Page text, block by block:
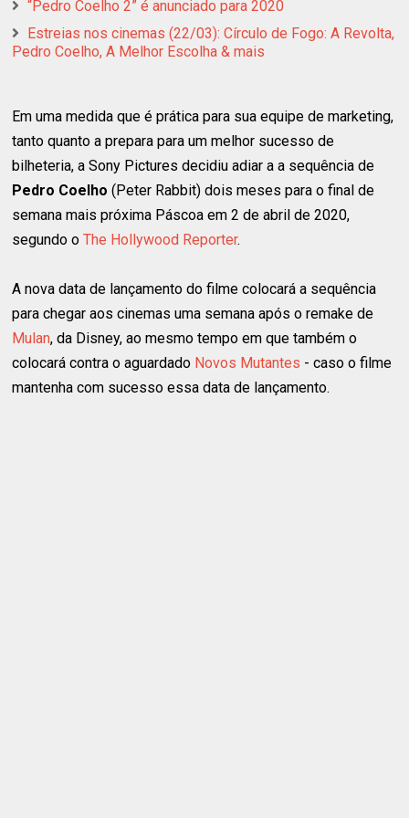
“Pedro Coelho 2” é anunciado para 2020
Estreias nos cinemas (22/03): Círculo de Fogo: A Revolta,
Pedro Coelho, A Melhor Escolha & mais
Em uma medida que é prática para sua equipe de marketing,
tanto quanto a prepara para um melhor sucesso de
bilheteria, a Sony Pictures decidiu adiar a a sequência de
Pedro Coelho(Peter Rabbit) dois meses para o final de
semana mais próxima Páscoa em 2 de abril de 2020,
segundo oThe Hollywood Reporter.
A nova data de lançamento do filme colocará a sequência
para chegar aos cinemas uma semana após o remake de
Mulan, da Disney, ao mesmo tempo em que também o
colocará contra o aguardado Novos Mutantes - caso o filme
mantenha com sucesso essa data de lançamento.